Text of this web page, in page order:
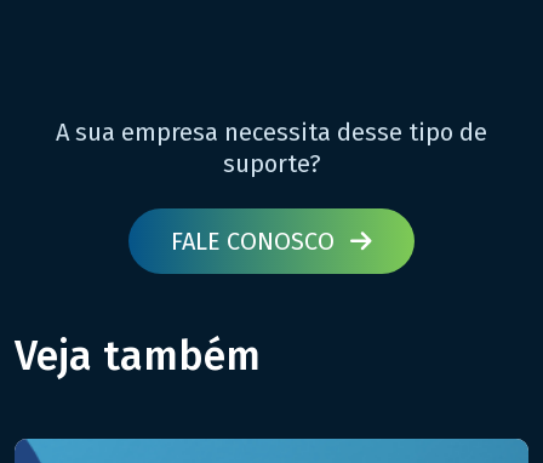
A sua empresa necessita desse tipo de
suporte?
FALE CONOSCO
Veja também